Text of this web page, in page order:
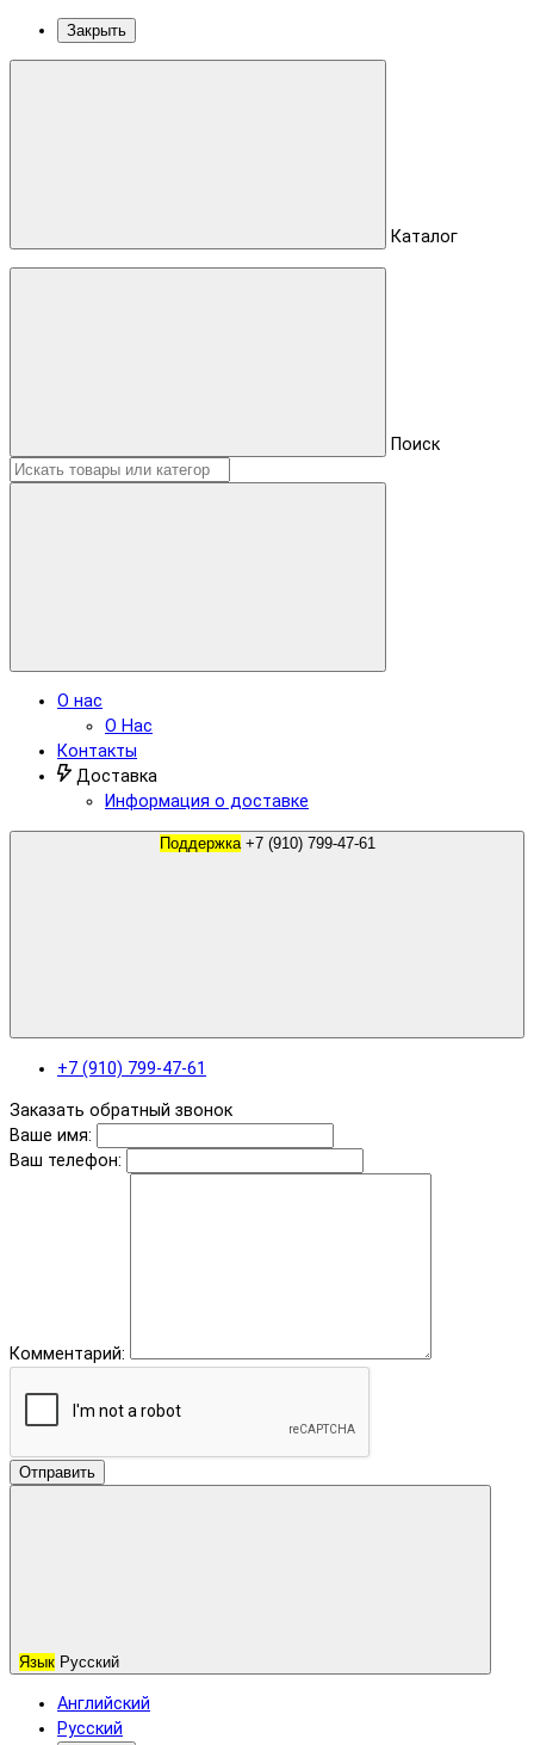
Закрыть
Каталог
Поиск
О нас
О Нас
Контакты
Доставка
Информация о доставке
Поддержка +7 (910) 799-47-61
+7 (910) 799-47-61
Заказать обратный звонок
Ваше имя:
Ваш телефон:
Комментарий:
Отправить
Язык Русский
Английский
Русский